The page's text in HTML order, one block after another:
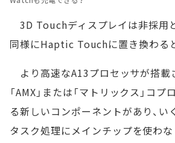
3D Touchディスプレイは非採用
同様にHaptic Touchに置き換わる
より高速なA13プロセッサが搭載
「AMX」または「マトリックス」コ
る新しいコンポーネントがあり、い
タスク処理にメインチップを使わ